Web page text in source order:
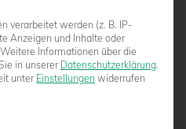
– SpVgg
verarbeitet werden (z. B. IP-
Anzeigen und Inhalte oder
Weitere Informationen über die
in unserer Datenschutzerklärung.
unter Einstellungen widerrufen
Gruppen, für die eine